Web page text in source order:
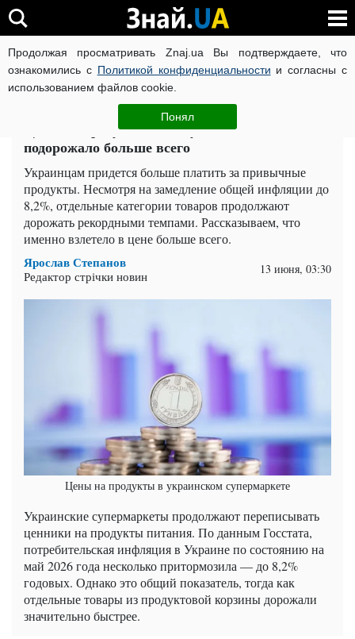
Продолжая просматривать Znaj.ua Вы подтверждаете, что
ознакомились с Политикой конфиденциальности и согласны с
использованием файлов cookie.
Понял
ВОЙНА РОССИИ ПРОТИВ УКРАИНЫ КОРОНАВИРУС В
ЧИТАТИ УКРАЇНСЬКОЮ
Цены на продукты снова удивили: что
подорожало больше всего
Украинцам придется больше платить за привычные
продукты. Несмотря на замедление общей инфляции до
8,2%, отдельные категории товаров продолжают
дорожать рекордными темпами. Рассказываем, что
именно взлетело в цене больше всего.
Ярослав Степанов
Редактор стрічки новин 13 июня, 03:30
Цены на продукты в украинском супермаркете
Украинские супермаркеты продолжают переписывать
ценники на продукты питания. По данным Госстата,
потребительская инфляция в Украине по состоянию на
май 2026 года несколько притормозила — до 8,2%
годовых. Однако это общий показатель, тогда как
отдельные товары из продуктовой корзины дорожали
значительно быстрее.